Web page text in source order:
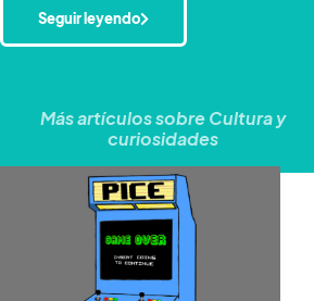
Seguir leyendo
Más artículos sobreCultura y
curiosidades